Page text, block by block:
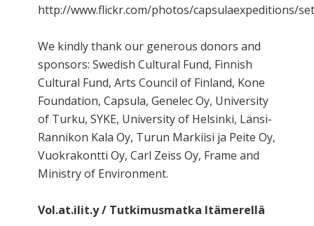
http://www.flickr.com/photos/capsulaexpeditions/
We kindly thank our generous donors and
sponsors: Swedish Cultural Fund, Finnish
Cultural Fund, Arts Council of Finland, Kone
Foundation, Capsula, Genelec Oy, University
of Turku, SYKE, University of Helsinki, Länsi-
Rannikon Kala Oy, Turun Markiisi ja Peite Oy,
Vuokrakontti Oy, Carl Zeiss Oy, Frame and
Ministry of Environment.
Vol.at.ilit.y / Tutkimusmatka Itämerellä